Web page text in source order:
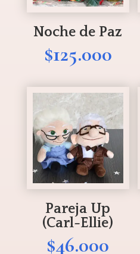
Noche de Paz
$125.000
Pareja Up
(Carl-Ellie)
$46.000